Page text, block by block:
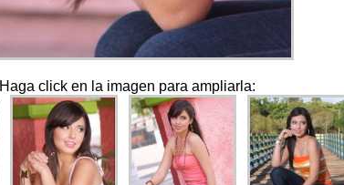
Haga click en la imagen para ampliarla: